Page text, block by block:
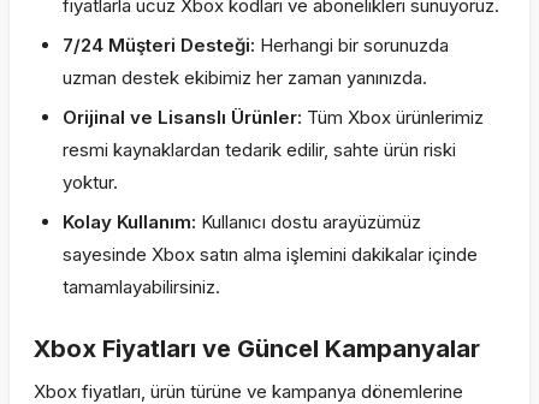
fiyatlarla ucuz Xbox kodları ve abonelikleri sunuyoruz.
7/24 Müşteri Desteği: Herhangi bir sorunuzda
uzman destek ekibimiz her zaman yanınızda.
Orijinal ve Lisanslı Ürünler: Tüm Xbox ürünlerimiz
resmi kaynaklardan tedarik edilir, sahte ürün riski
yoktur.
Kolay Kullanım: Kullanıcı dostu arayüzümüz
sayesinde Xbox satın alma işlemini dakikalar içinde
tamamlayabilirsiniz.
Xbox Fiyatları ve Güncel Kampanyalar
Xbox fiyatları, ürün türüne ve kampanya dönemlerine